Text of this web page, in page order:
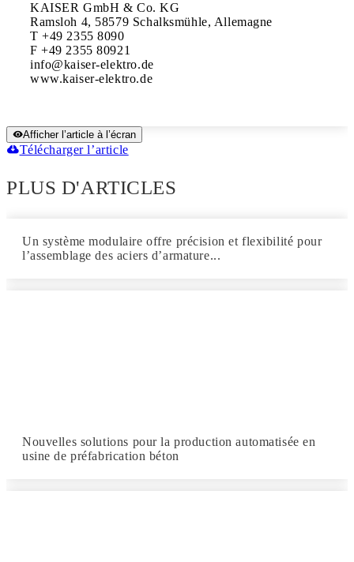
KAISER GmbH & Co. KG
Ramsloh 4, 58579 Schalksmühle, Allemagne
T +49 2355 8090
F +49 2355 80921
info@kaiser-elektro.de
www.kaiser-elektro.de
Afficher l’article à l’écran
Télécharger l’article
PLUS D'ARTICLES
Un système modulaire offre précision et flexibilité pour
l’assemblage des aciers d’armature...
Nouvelles solutions pour la production automatisée en
usine de préfabrication béton